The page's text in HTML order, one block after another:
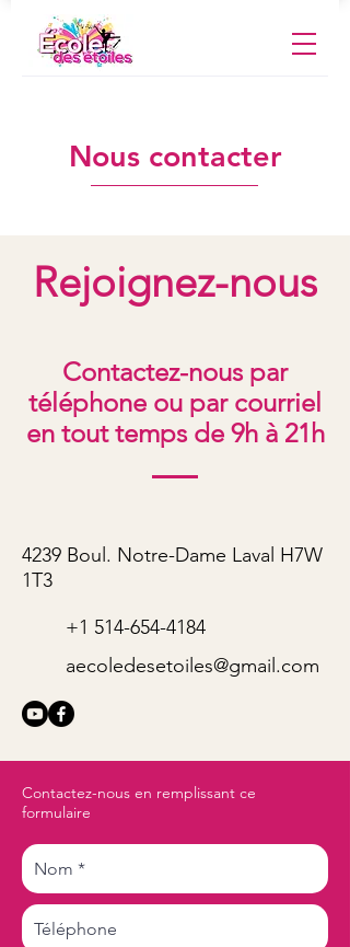
Nous contacter
Rejoignez-nous
Contactez-nous par
téléphone ou par courriel
en tout temps de 9h à 21 h
4239 Boul. Notre-Dame Laval H7W
1T3
+1 514-654-4184
aecoledesetoiles@gmail.com
Contactez-nous en remplissant ce
formulaire